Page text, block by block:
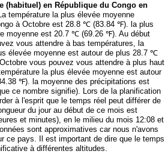
(habituel) en République du Congo en
température la plus élevée moyenne
à Octobre est 28.8 ℃ (83.84 ℉). la plus
moyenne est 20.7 ℃ (69.26 ℉). Au début
vous attendre à bas températures, la
élevée moyenne est autour de plus 28.7 ℃
vous pouvez vous attendre à plus haut
la plus élevée moyenne est autour
℉). la moyenne des précipitations est
ce nombre signifie). Lors de la planification
à l'esprit que le temps réel peut différer de
du jour au début de ce mois est
et minutes), en le milieu du mois 12:08 et
sont approximatives car nous n'avons
ce pays. Il est important de dire que le temps
à différentes altitudes.